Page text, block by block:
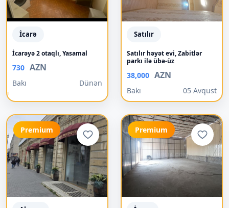
İcarə
İcarəyə 2 otaqlı, Yasamal
730 AZN
Bakı Dünən
Satılır
Satılır həyət evi, Zabitlər
parkı ilə übə-üz
38,000 AZN
Bakı 05 Avqust
Premium Premium